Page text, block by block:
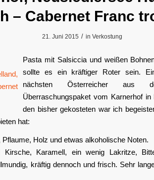
– Cabernet Franc
21. Juni 2015 / in Verkostung
Pasta mit Salsiccia und weißen
sollte es ein kräftiger Roter sein.
nächsten Österreicher aus
Überraschungspaket vom Karnerhof
den bisher gekosteten war ich
hat:
Holz und etwas alkoholische Noten.
Karamell, ein wenig Lakritze,
kräftig dennoch und frisch. Sehr